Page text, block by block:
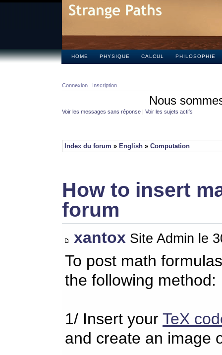
HOME PHYSIQUE CALCUL PHILOSOPHIE
Connexion Inscription
Nous
Voir les messages sans réponse | Voir les sujets actifs
Index du forum » English » Computation
How to insert
forum
xantox Site Admin le
To post math
the following method:
1/ Insert your TeX
and create an image